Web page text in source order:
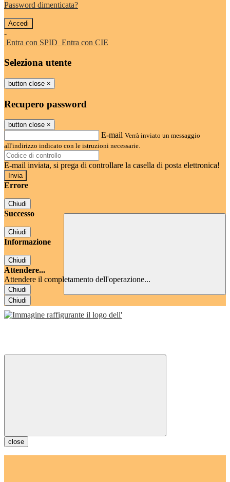
Password dimenticata?
-
Entra con SPID Entra con CIE
Seleziona utente
button close ×
Recupero password
button close ×
E-mail Verrà inviato un messaggio
all'indirizzo indicato con le istruzioni necessarie.
E-mail inviata, si prega di controllare la casella di posta elettronica!
Errore
Chiudi
Successo
Chiudi
Informazione
Chiudi
Attendere...
Attendere il completamento dell'operazione...
Chiudi
Chiudi
close